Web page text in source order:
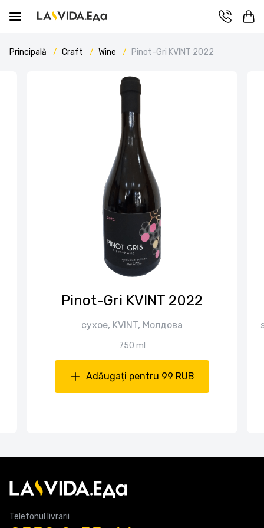
Principală Craft Wine Pinot-Gri KVINT 2022
Pinot-Gri KVINT 2022
сухое, KVINT, Молдова
750 ml
Adăugați pentru 99 RUB
Telefonul livrarii